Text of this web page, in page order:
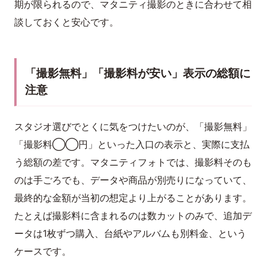
期が限られるので、マタニティ撮影のときに合わせて相
談しておくと安心です。
「撮影無料」「撮影料が安い」表示の総額に
注意
スタジオ選びでとくに気をつけたいのが、「撮影無料」
「撮影料◯◯円」といった入口の表示と、実際に支払
う総額の差です。マタニティフォトでは、撮影料そのも
のは手ごろでも、データや商品が別売りになっていて、
最終的な金額が当初の想定より上がることがあります。
たとえば撮影料に含まれるのは数カットのみで、追加デ
ータは1枚ずつ購入、台紙やアルバムも別料金、という
ケースです。